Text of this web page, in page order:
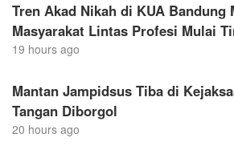
Tren Akad Nikah di KUA Bandung
Masyarakat Lintas Profesi Mulai
19 hours ago
Mantan Jampidsus Tiba di
Tangan Diborgol
20 hours ago